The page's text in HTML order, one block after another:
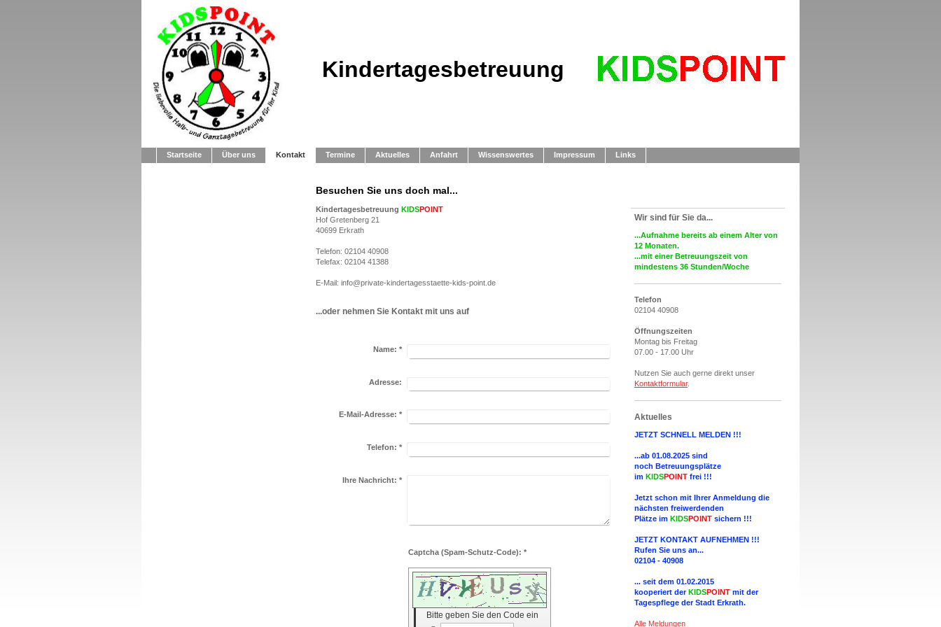
Kindertagesbetreuung
Startseite Über uns Kontakt Termine Aktuelles Anfahrt Wissenswertes Impressum Links
Besuchen Sie uns doch mal...
Kindertagesbetreuung KIDSPOINT
Hof Gretenberg 21
40699 Erkrath
Telefon: 02104 40908
Telefax: 02104 41388
E-Mail: info@private-kindertagesstaette-kids-point.de
...oder nehmen Sie Kontakt mit uns auf
Name: *
Adresse:
E-Mail-Adresse: *
Telefon: *
Ihre Nachricht: *
Captcha (Spam-Schutz-Code): *
Bitte geben Sie den Code ein
Wir sind für Sie da...
...Aufnahme bereits ab einem Alter von
12 Monaten.
...mit einer Betreuungszeit von
mindestens 36 Stunden/Woche
Telefon
02104 40908
Öffnungszeiten
Montag bis Freitag
07.00 - 17.00 Uhr
Nutzen Sie auch gerne direkt unser
Kontaktformular.
Aktuelles
JETZT SCHNELL MELDEN !!!
...ab 01.08.2025 sind
noch Betreuungsplätze
im KIDSPOINT frei !!!
Jetzt schon mit Ihrer Anmeldung die
nächsten freiwerdenden
Plätze im KIDSPOINT sichern !!!
JETZT KONTAKT AUFNEHMEN !!!
Rufen Sie uns an...
02104 - 40908
... seit dem 01.02.2015
kooperiert derKIDSPOINT mit der
Tagespflege der Stadt Erkrath.
Alle Meldungen